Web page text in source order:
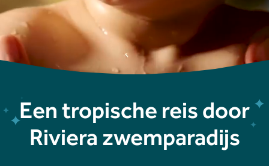
Een tropische reis door
Riviera zwemparadijs